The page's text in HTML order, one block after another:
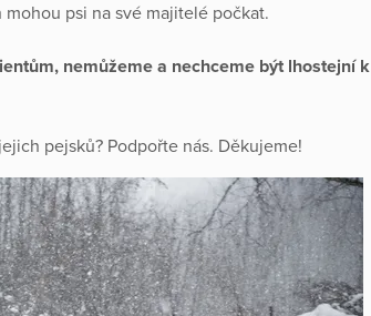
psi na své majitelé počkat.
nemůžeme a nechceme být lhostejní k
pejsků? Podpořte nás. Děkujeme!